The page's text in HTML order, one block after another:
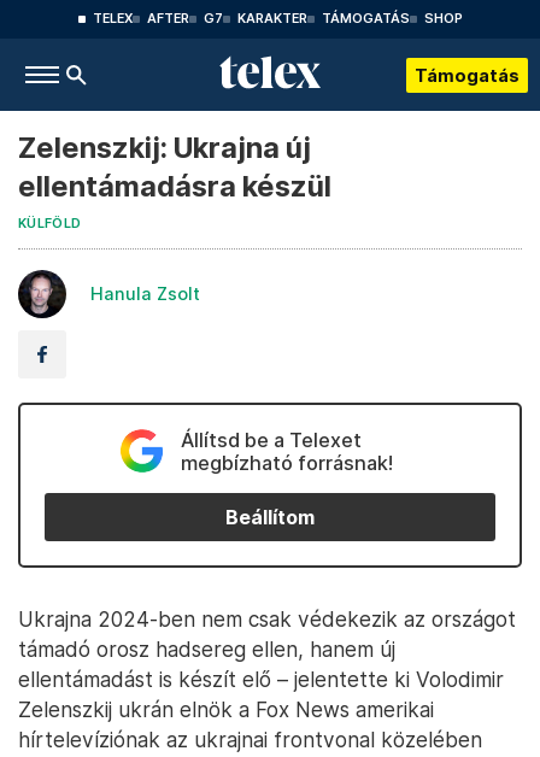
TELEX AFTER G7 KARAKTER TÁMOGATÁS SHOP
Támogatás
Zelenszkij: Ukrajna új
ellentámadásra készül
KÜLFÖLD
Hanula Zsolt
Állítsd be a Telexet
megbízható forrásnak!
Beállítom
Ukrajna 2024-ben nem csak védekezik az országot
támadó orosz hadsereg ellen, hanem új
ellentámadást is készít elő – jelentette ki Volodimir
Zelenszkij ukrán elnök a Fox News amerikai
hírtelevíziónak az ukrajnai frontvonal közelében